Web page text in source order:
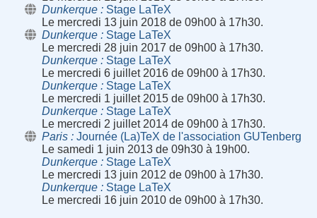
Dunkerque
Stage LaTeX
Le mercredi 13 juin 2018 de 09h00 à 17h30.
Dunkerque
Stage LaTeX
Le mercredi 28 juin 2017 de 09h00 à 17h30.
Dunkerque
Stage LaTeX
Le mercredi 6 juillet 2016 de 09h00 à 17h30.
Dunkerque
Stage LaTeX
Le mercredi 1 juillet 2015 de 09h00 à 17h30.
Dunkerque
Stage LaTeX
Le mercredi 2 juillet 2014 de 09h00 à 17h30.
Paris
Journée (La)TeX de l'association GUTenberg
Le samedi 1 juin 2013 de 09h30 à 19h00.
Dunkerque
Stage LaTeX
Le mercredi 13 juin 2012 de 09h00 à 17h30.
Dunkerque
Stage LaTeX
Le mercredi 16 juin 2010 de 09h00 à 17h30.